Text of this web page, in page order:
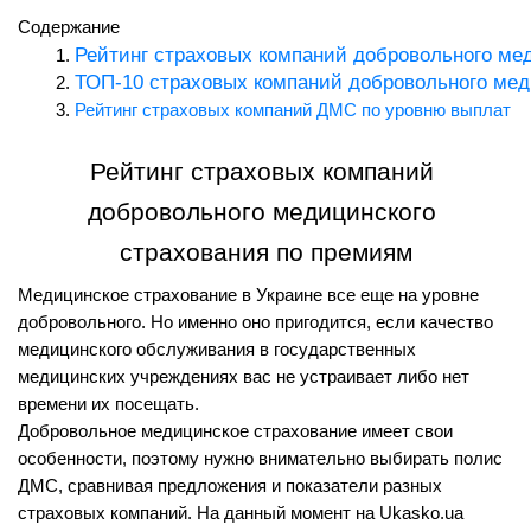
Содержание
Рейтинг страховых компаний добровольного
ТОП-10 страховых компаний добровольного
Рейтинг страховых компаний ДМС по уровню выплат
Рейтинг страховых компаний
добровольного медицинского
страхования по премиям
Медицинское страхование в Украине все еще на уровне
добровольного. Но именно оно пригодится, если качество
медицинского обслуживания в государственных
медицинских учреждениях вас не устраивает либо нет
времени их посещать.
Добровольное медицинское страхование имеет свои
особенности, поэтому нужно внимательно выбирать полис
ДМС, сравнивая предложения и показатели разных
страховых компаний. На данный момент на Ukasko.ua